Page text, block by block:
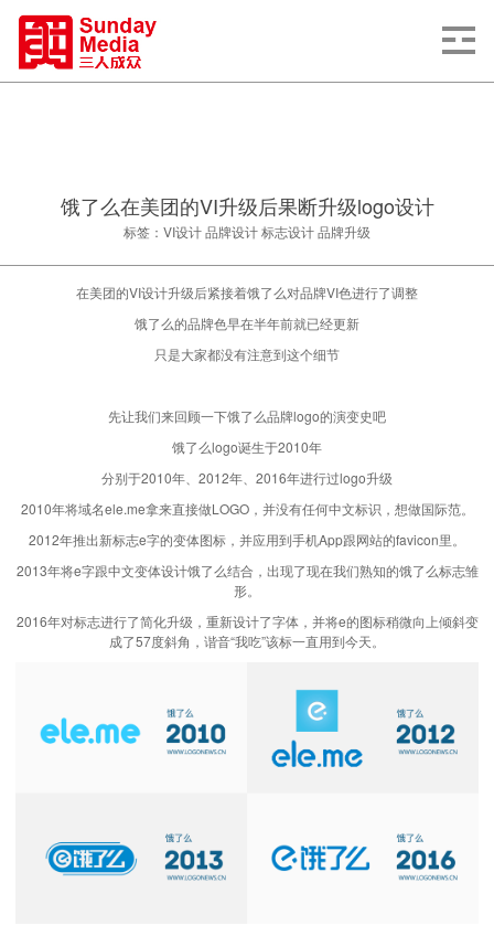
饿了么在美团的VI升级后果断升级logo设计
标签：VI设计 品牌设计 标志设计 品牌升级
在美团的VI设计升级后紧接着饿了么对品牌VI色进行了调整
饿了么的品牌色早在半年前就已经更新
只是大家都没有注意到这个细节
先让我们来回顾一下饿了么品牌logo的演变史吧
饿了么logo诞生于2010年
分别于2010年、2012年、2016年进行过logo升级
2010年将域名ele.me拿来直接做LOGO，并没有任何中文标识，想做国际范。
2012年推出新标志e字的变体图标，并应用到手机App跟网站的favicon里。
2013年将e字跟中文变体设计饿了么结合，出现了现在我们熟知的饿了么标志雏
形。
2016年对标志进行了简化升级，重新设计了字体，并将e的图标稍微向上倾斜变
成了57度斜角，谐音“我吃”该标一直用到今天。